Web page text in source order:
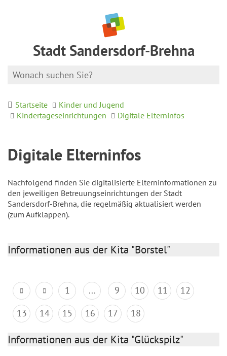
Stadt Sandersdorf-Brehna
Startseite
Kinder und Jugend
Kindertageseinrichtungen
Digitale Elterninfos
Digitale Elterninfos
Nachfolgend finden Sie digitalisierte Elterninformationen zu
den jeweiligen Betreuungseinrichtungen der Stadt
Sandersdorf-Brehna, die regelmäßig aktualisiert werden
(zum Aufklappen).
Informationen aus der Kita "Borstel"
1 ... 9 10 11
12
13
14 15 16 17 18
Informationen aus der Kita "Glückspilz"